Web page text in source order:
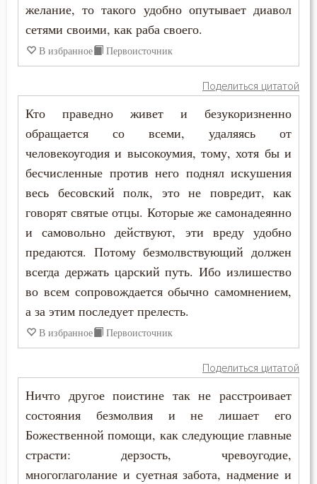
Искушение
Истина
Молитва
Монах
Мысли
Плач
Плоть
Похоть
Проповеди
Раздражительность
Разум
Никита Стифат
Никодим Святогорец
Никон Оптинский (Беляев)
Нил Синайский
Петр Дамаскин
Симеон Благоговейный
Симеон Новый Богослов
Феогност
Феодор Студит
Феофан Затворник
желание, то такого удобно опутывает диавол
сетями своими, как раба своего.
В избранное Первоисточник
Поделиться цитатой
Кто праведно живет и безукоризненно
обращается со всеми, удаляясь от
человекоугодия и высокоумия, тому, хотя бы и
бесчисленные против него поднял искушения
весь бесовский полк, это не повредит, как
говорят святые отцы. Которые же самонадеянно
и самовольно действуют, эти вреду удобно
предаются. Потому безмолвствующий должен
всегда держать царский путь. Ибо излишество
во всем сопровождается обычно самомнением,
а за этим последует прелесть.
В избранное Первоисточник
Поделиться цитатой
Ничто другое поистине так не расстроивает
состояния безмолвия и не лишает его
Божественной помощи, как следующие главные
страсти: дерзость, чревоугодие,
многоглаголание и суетная забота, надмение и